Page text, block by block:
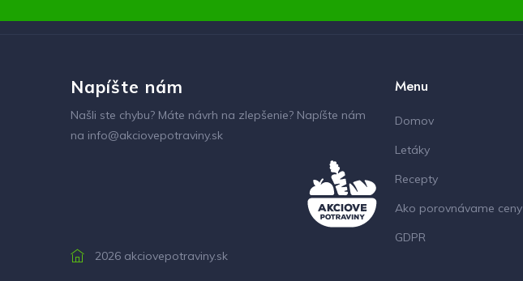
Napíšte nám
Našli ste chybu? Máte návrh na zlepšenie? Napíšte nám
na info@akciovepotraviny.sk
2026 akciovepotraviny.sk
Menu
Domov
Letáky
Recepty
Ako porovnávame ceny
GDPR